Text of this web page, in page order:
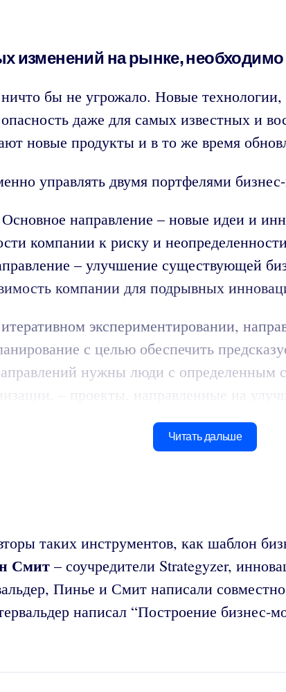
изменений на рынке,
бы не угрожало. Новые
даже для самых известных и
новые продукты и в то же время
управлять двумя портфелями
Основное направление – новые идеи и
компании к риску и
– улучшение существующей
компании для подрывных
итеративном экспериментировании,
с целью обеспечить
нужны люди с определенным
– проекты, направленные на
Читать дальше
таких инструментов, как шаблон
Смит – соучредители Strategyzer,
Пинье и Смит написали
написал “Построение бизнес-